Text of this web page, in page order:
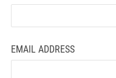
EMAIL ADDRESS